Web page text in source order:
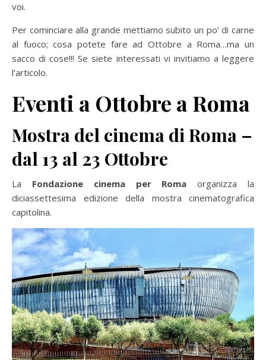
voi.
Per cominciare alla grande mettiamo subito un po’ di carne
al fuoco; cosa potete fare ad Ottobre a Roma…ma un
sacco di cose!!! Se siete interessati vi invitiamo a leggere
l’articolo.
Eventi a Ottobre a Roma
Mostra del cinema di Roma –
dal 13 al 23 Ottobre
La Fondazione cinema per Roma organizza la
diciassettesima edizione della mostra cinematografica
capitolina.